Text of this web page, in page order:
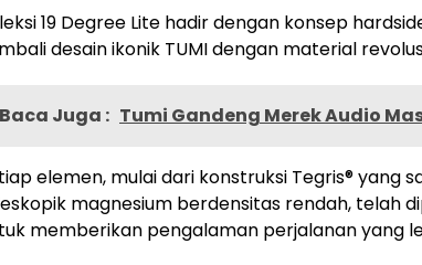
19 Degree Lite hadir dengan konsep
desain ikonik TUMI dengan material
Baca Juga : Tumi Gandeng Merek Audio
elemen, mulai dari konstruksi Tegris® yang
magnesium berdensitas rendah, telah
memberikan pengalaman perjalanan yang